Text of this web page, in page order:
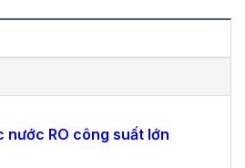
nước RO công suất lớn